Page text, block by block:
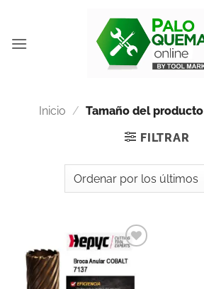
Inicio / Tamaño del producto
FILTRAR
Añadir
lista